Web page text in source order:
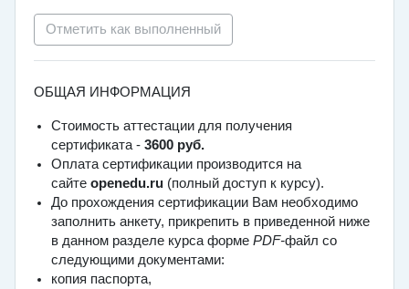
Отметить как выполненный
ОБЩАЯ ИНФОРМАЦИЯ
Стоимость аттестации для получения
сертификата -3600 руб.
Оплата сертификации производится на
сайтеopenedu.ru (полный доступ к курсу).
До прохождения сертификации Вам необходимо
заполнить анкету, прикрепить в приведенной ниже
в данном разделе курса формеPDF-файл со
следующими документами:
копия паспорта,